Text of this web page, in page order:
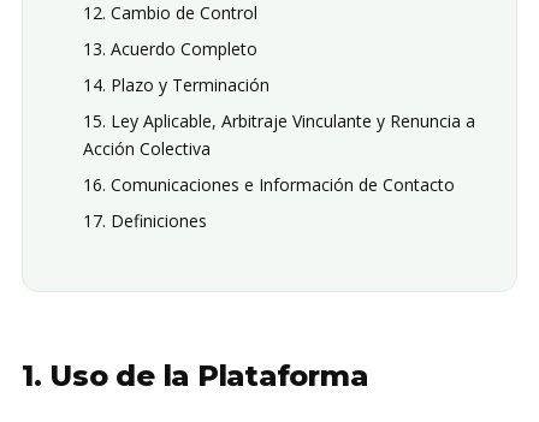
12. Cambio de Control
13. Acuerdo Completo
14. Plazo y Terminación
15. Ley Aplicable, Arbitraje Vinculante y Renuncia a
Acción Colectiva
16. Comunicaciones e Información de Contacto
17. Definiciones
1. Uso de la Plataforma